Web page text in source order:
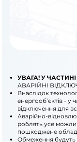
УВАГА! У
АВАРІЙНІ
Внаслідок
енергооб’єктів - у
відключення для
Аварійно-
роблять усе
пошкоджене
Обмеження будуть